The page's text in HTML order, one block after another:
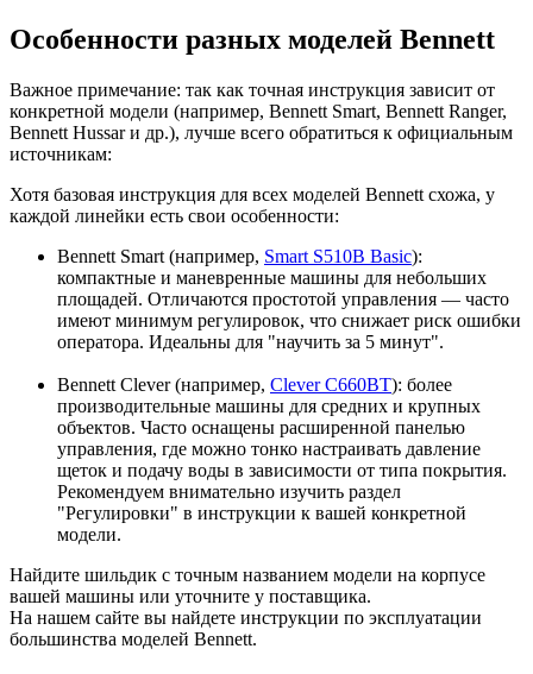
Особенности разных моделей Bennett
Важное примечание: так как точная инструкция зависит от
конкретной модели (например, Bennett Smart, Bennett Ranger,
Bennett Hussar и др.), лучше всего обратиться к официальным
источникам:
Хотя базовая инструкция для всех моделей Bennett схожа, у
каждой линейки есть свои особенности:
Bennett Smart (например, Smart S510B Basic):
компактные и маневренные машины для небольших
площадей. Отличаются простотой управления — часто
имеют минимум регулировок, что снижает риск ошибки
оператора. Идеальны для "научить за 5 минут".
Bennett Clever (например, Clever C660BT): более
производительные машины для средних и крупных
объектов. Часто оснащены расширенной панелью
управления, где можно тонко настраивать давление
щеток и подачу воды в зависимости от типа покрытия.
Рекомендуем внимательно изучить раздел
"Регулировки" в инструкции к вашей конкретной
модели.
Найдите шильдик с точным названием модели на корпусе
вашей машины или уточните у поставщика.
На нашем сайте вы найдете инструкции по эксплуатации
большинства моделей Bennett.